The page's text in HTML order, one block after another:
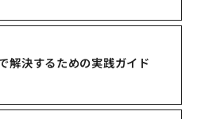
解決するための実践ガイド